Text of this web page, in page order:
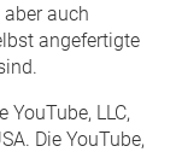
auch
angefertigte
LLC,
Die YouTube,